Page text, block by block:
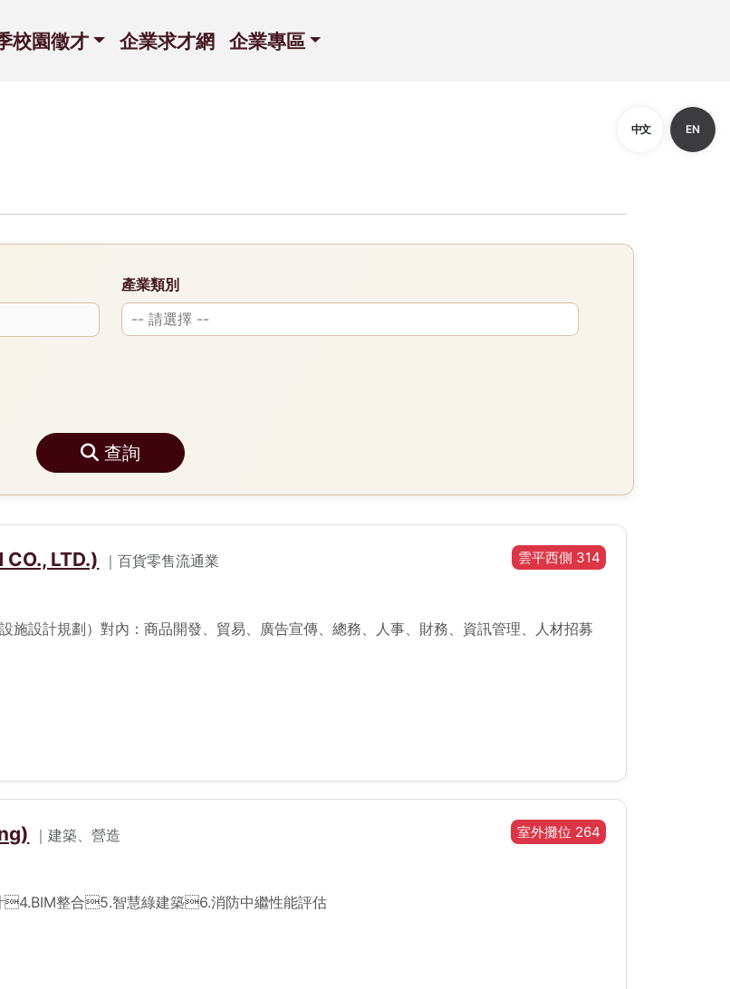
校園徵才 企業求才網 企業專區
中文 EN
產業類別
查詢
LTD.) ｜百貨零售流通業 雲平西側 314
施設計規劃）對內：商品開發、貿易、廣告宣傳、總務、人事、財務、資訊管理、人材招募
｜建築、營造 室外攤位 264
整合5.智慧綠建築6.消防中繼性能評估